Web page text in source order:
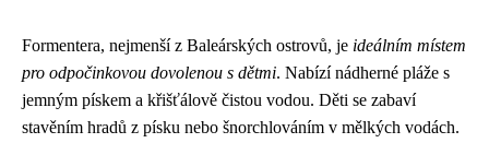
Formentera, nejmenší z Baleárských ostrovů, je ideálním místem
pro odpočinkovou dovolenou s dětmi. Nabízí nádherné pláže s
jemným pískem a křišťálově čistou vodou. Děti se zabaví
stavěním hradů z písku nebo šnorchlováním v mělkých vodách.